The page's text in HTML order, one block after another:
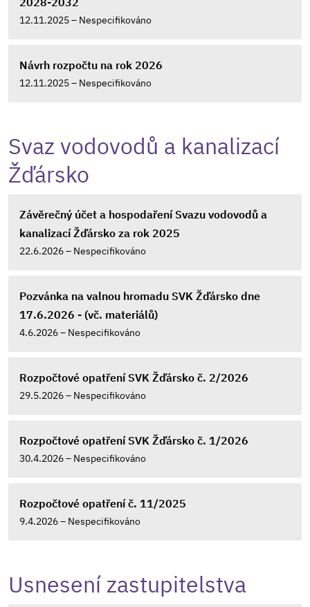
12.11.2025 – Nespecifikováno
Návrh rozpočtu na rok 2026
12.11.2025 – Nespecifikováno
Svaz vodovodů a kanalizací
Žďársko
Závěrečný účet a hospodaření Svazu vodovodů a
kanalizací Žďársko za rok 2025
22.6.2026 – Nespecifikováno
Pozvánka na valnou hromadu SVK Žďársko dne
17.6.2026 - (vč. materiálů)
4.6.2026 – Nespecifikováno
Rozpočtové opatření SVK Žďársko č. 2/2026
29.5.2026 – Nespecifikováno
Rozpočtové opatření SVK Žďársko č. 1/2026
30.4.2026 – Nespecifikováno
Rozpočtové opatření č. 11/2025
9.4.2026 – Nespecifikováno
Usnesení zastupitelstva